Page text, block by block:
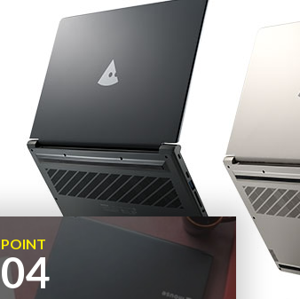
POINT
04